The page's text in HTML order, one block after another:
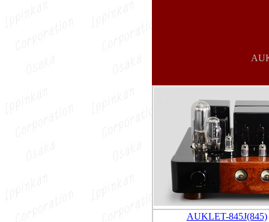
AUKLET-845J(845)